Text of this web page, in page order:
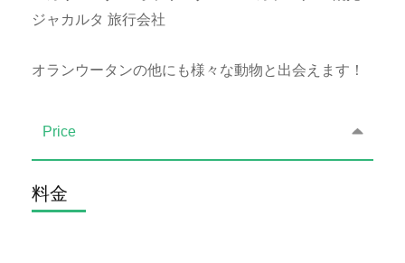
オランウータンの他にも様々な動物と出会えます！
Price
料金